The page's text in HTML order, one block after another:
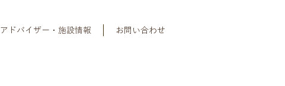
アドバイザー・施設情報 お問い合わせ